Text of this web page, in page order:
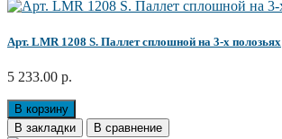
Арт. LMR 1208 S. Паллет сплошной на 3-х полозьях
5 233.00 р.
В корзину
В закладки
В сравнение